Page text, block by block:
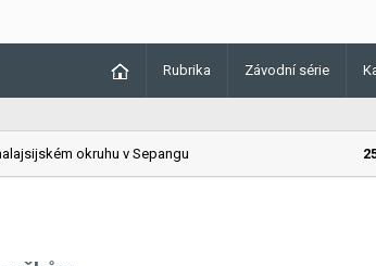
Rubrika Závodní série
okruhu v Sepangu